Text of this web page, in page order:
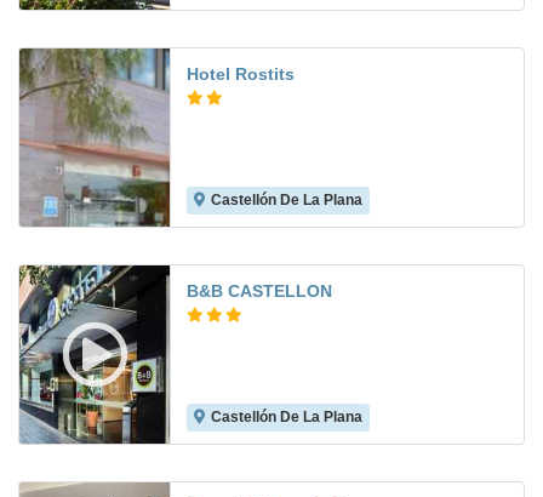
Hotel Rostits
Castellón De La Plana
B&B CASTELLON
Castellón De La Plana